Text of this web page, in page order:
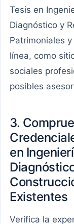
Tesis en
Diagnóstico y
Patrimoniales
línea, como
sociales
posibles
3.
en
Existentes
Verifica la